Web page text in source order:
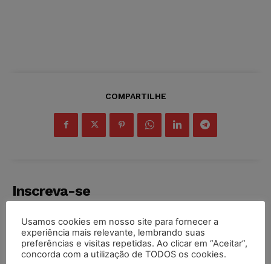
COMPARTILHE
Inscreva-se
INSCREVER
Usamos cookies em nosso site para fornecer a
experiência mais relevante, lembrando suas
preferências e visitas repetidas. Ao clicar em “Aceitar”,
concorda com a utilização de TODOS os cookies.